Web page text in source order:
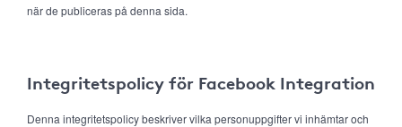
när de publiceras på denna sida.
Integritetspolicy för Facebook Integration
Denna integritetspolicy beskriver vilka personuppgifter vi inhämtar och